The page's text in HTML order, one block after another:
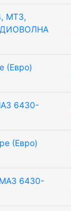
МТЗ,
(Евро)
6430-
(Евро)
6430-